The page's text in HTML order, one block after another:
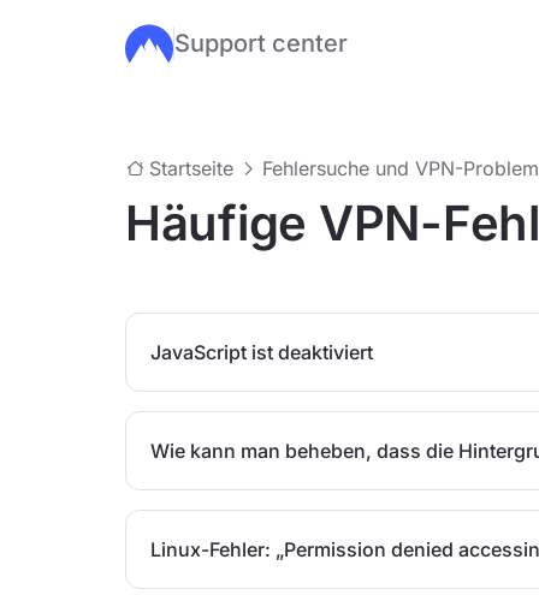
Zum Hauptinhalt springen
Support center
Startseite Fehlersuche und VPN-
Häufige VPN-
JavaScript ist deaktiviert
Wie kann man beheben, dass die
Linux-Fehler: „Permission denied